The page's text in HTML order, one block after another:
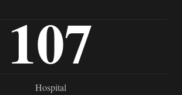
107
Hospital